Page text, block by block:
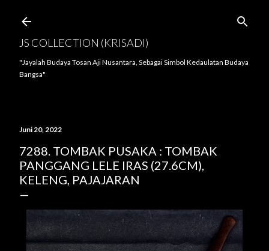
JS COLLECTION (KRISADI)
"Jayalah Budaya Tosan Aji Nusantara, Sebagai Simbol Kedaulatan Budaya
Bangsa"
Juni 20, 2022
7288. TOMBAK PUSAKA : TOMBAK
PANGGANG LELE IRAS (27.6CM),
KELENG, PAJAJARAN